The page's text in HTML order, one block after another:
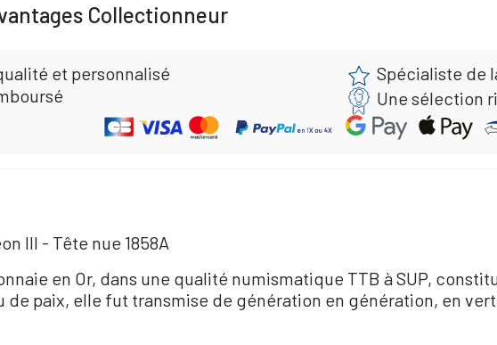
Collectionneur
et personnalisé
Spécialiste de
Une sélection
III - Tête nue 1858A
en Or, dans une qualité numismatique TTB à SUP,
paix, elle fut transmise de génération en génération, en